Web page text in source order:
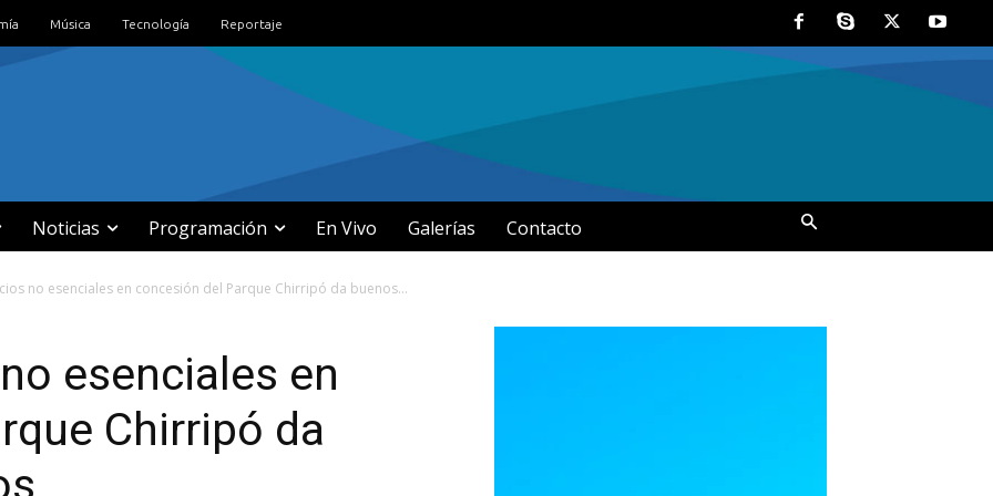
Música Tecnología Reportaje
Noticias Programación En Vivo Galerías Contacto
no esenciales en concesión del Parque Chirripó da buenos...
esenciales en
Chirripó da